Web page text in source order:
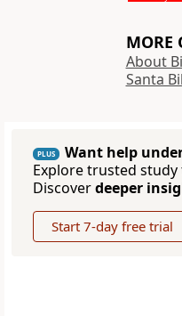
MORE
About
Santa
PLUS
Want help
Explore trusted
Discoverdeeper
Start 7-day free trial